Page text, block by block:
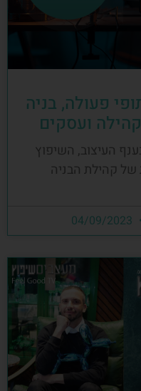
פעולה, בניה
ועסקים
העיצוב, השיפוץ
של קהילת הבניה